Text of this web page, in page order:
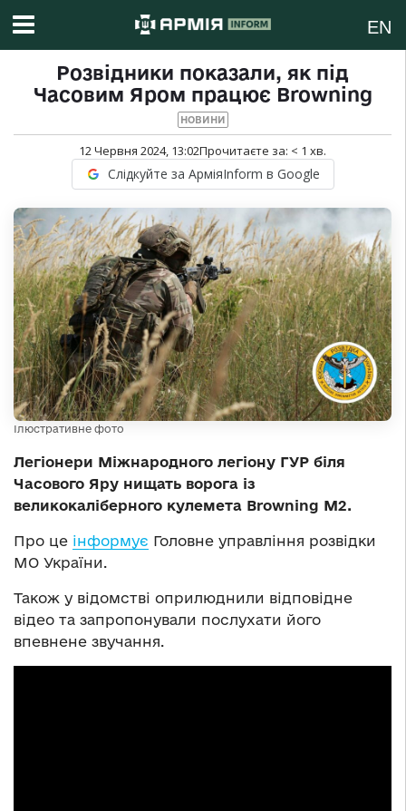
EN
Розвідники показали, як під
Часовим Яром працює Browning
НОВИНИ
12 Червня 2024, 13:02Прочитаєте за: < 1 хв.
Слідкуйте за АрміяInform в Google
Ілюстративне фото
Легіонери Міжнародного легіону ГУР біля
Часового Яру нищать ворога із
великокаліберного кулемета Browning M2.
Про це інформує Головне управління розвідки
МО України.
Також у відомстві оприлюднили відповідне
відео та запропонували послухати його
впевнене звучання.